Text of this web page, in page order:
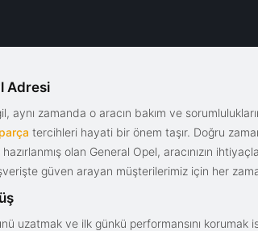
Adresi
zamanda o aracın bakım ve
tercihleri hayati bir önem taşır. Doğru
olan General Opel, aracınızın
güven arayan müşterilerimiz için her
uzatmak ve ilk günkü performansını